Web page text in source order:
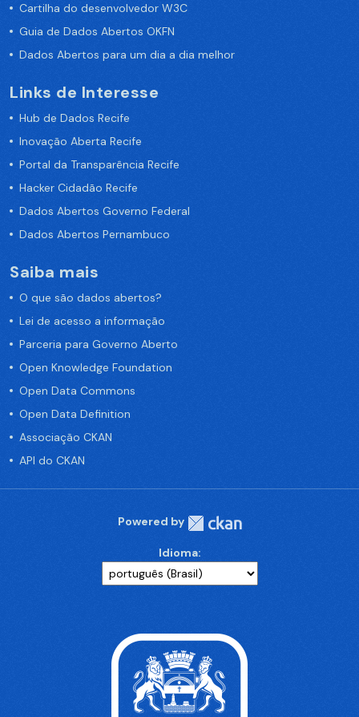
Cartilha do desenvolvedor W3C
Guia de Dados Abertos OKFN
Dados Abertos para um dia a dia melhor
Links de Interesse
Hub de Dados Recife
Inovação Aberta Recife
Portal da Transparência Recife
Hacker Cidadão Recife
Dados Abertos Governo Federal
Dados Abertos Pernambuco
Saiba mais
O que são dados abertos?
Lei de acesso a informação
Parceria para Governo Aberto
Open Knowledge Foundation
Open Data Commons
Open Data Definition
Associação CKAN
API do CKAN
Powered by
Idioma